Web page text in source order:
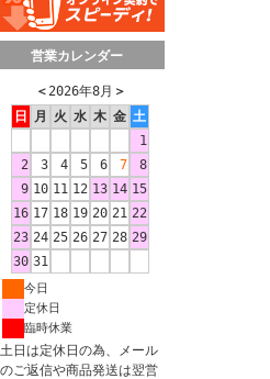
営業カレンダー
＜ 2026年8月 ＞
日
月 火 水 木 金 土
1
2
3 4 5 6 7
8
9 10 11 12 13 14 15
16 17 18 19 20 21 22
23 24 25 26 27 28 29
30 31
今日
定休日
臨時休業
土日は定休日の為、メール
のご返信や商品発送は翌営